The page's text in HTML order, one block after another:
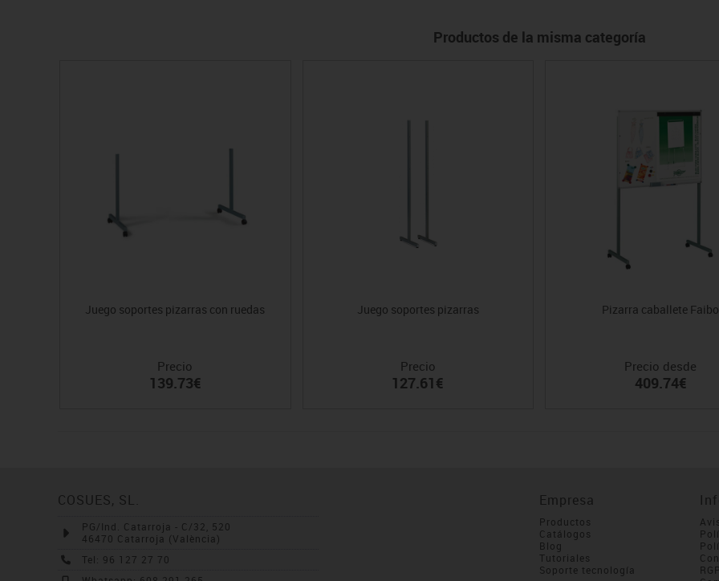
Productos de la misma categoría
Juego soportes pizarras con ruedas
Precio
139.73€
Juego soportes pizarras
Precio
127.61€
Pizarra caballete Faibo
Precio desde
409.74€
COSUES, SL.
PG/Ind. Catarroja - C/32, 520
46470 Catarroja (València)
Tel: 96 127 27 70
Empresa
Productos
Catálogos
Blog
Tutoriales
Soporte tecnología